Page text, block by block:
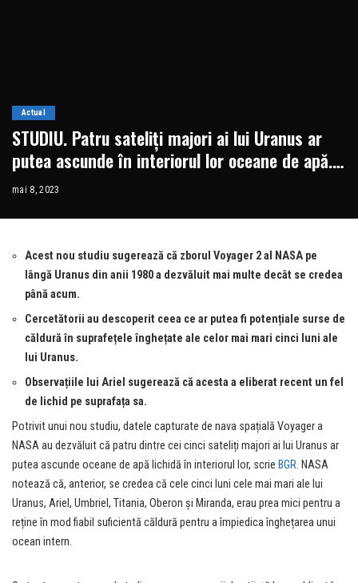
Actual
STUDIU. Patru sateliți majori ai lui Uranus ar
putea ascunde în interiorul lor oceane de apă.
Ce au dovedit cercetătorii
mai 8, 2023
Acest nou studiu sugerează că zborul Voyager 2 al NASA pe
lângă Uranus din anii 1980 a dezvăluit mai multe decât se credea
până acum.
Cercetătorii au descoperit ceea ce ar putea fi potențiale surse de
căldură în suprafețele înghețate ale celor mai mari cinci luni ale
lui Uranus.
Observațiile lui Ariel sugerează că acesta a eliberat recent un fel
de lichid pe suprafața sa.
Potrivit unui nou studiu, datele capturate de nava spațială Voyager a
NASA au dezvăluit că patru dintre cei cinci sateliți majori ai lui Uranus ar
putea ascunde oceane de apă lichidă în interiorul lor, scrie BGR. NASA
notează că, anterior, se credea că cele cinci luni cele mai mari ale lui
Uranus, Ariel, Umbriel, Titania, Oberon și Miranda, erau prea mici pentru a
reține în mod fiabil suficientă căldură pentru a împiedica înghețarea unui
ocean intern.